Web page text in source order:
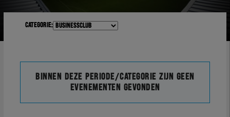
Categorie:
Binnen deze periode/categorie zijn geen
evenementen gevonden